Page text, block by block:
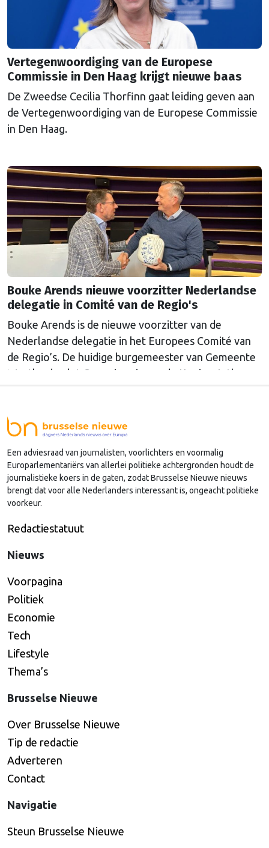
Vertegenwoordiging van de Europese
Commissie in Den Haag krijgt nieuwe baas
De Zweedse Cecilia Thorfinn gaat leiding geven aan
de Vertegenwoordiging van de Europese Commissie
in Den Haag.
Bouke Arends nieuwe voorzitter Nederlandse
delegatie in Comité van de Regio's
Bouke Arends is de nieuwe voorzitter van de
Nederlandse delegatie in het Europees Comité van
de Regio’s. De huidige burgemeester van Gemeente
Westland volgt Commissaris van de Koning Arthur
Nederlandse regio’s behoorlijk succesvol in hun
lobby in Brussel, en dat komt vooral omdat …
Continued
Een adviesraad van journalisten, voorlichters en voormalig
Europarlementariërs van allerlei politieke achtergronden houdt de
journalistieke koers in de gaten, zodat Brusselse Nieuwe nieuws
brengt dat voor alle Nederlanders interessant is, ongeacht politieke
voorkeur.
Redactiestatuut
Nieuws
Voorpagina
Politiek
Economie
Tech
Lifestyle
Thema’s
Brusselse Nieuwe
Over Brusselse Nieuwe
Tip de redactie
Adverteren
Contact
Navigatie
Steun Brusselse Nieuwe